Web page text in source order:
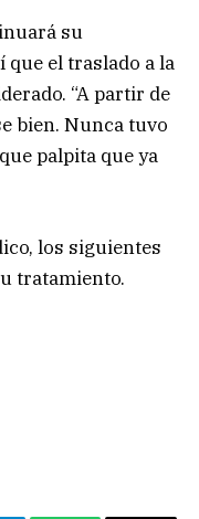
su
el traslado a la
“A partir de
bien. Nunca tuvo
palpita que ya
los siguientes
tratamiento.